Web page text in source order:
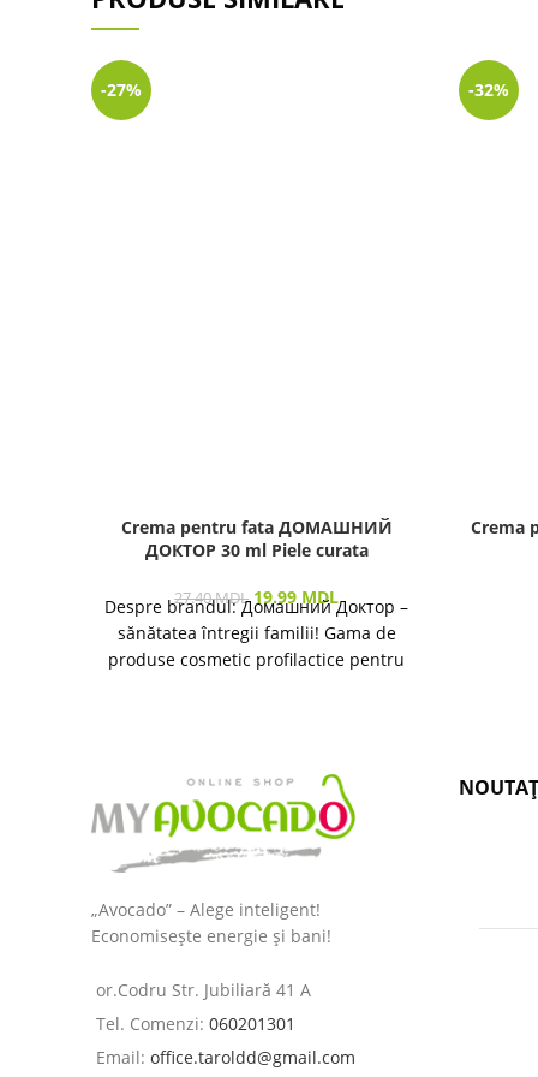
-27%
Crema pentru fata ДОМАШНИЙ
ДОКТОР 30 ml Piele curata
27.40MDL 19.99 MDL
Despre brandul: Домашний Доктор –
sănătatea întregii familii! Gama de
produse cosmetic profilactice pentru
-32%
Crema
„Avocado” – Alege inteligent!
Economisește energie și bani!
or.Codru Str. Jubiliară 41 A
Tel. Comenzi: 060201301
Email: office.taroldd@gmail.com